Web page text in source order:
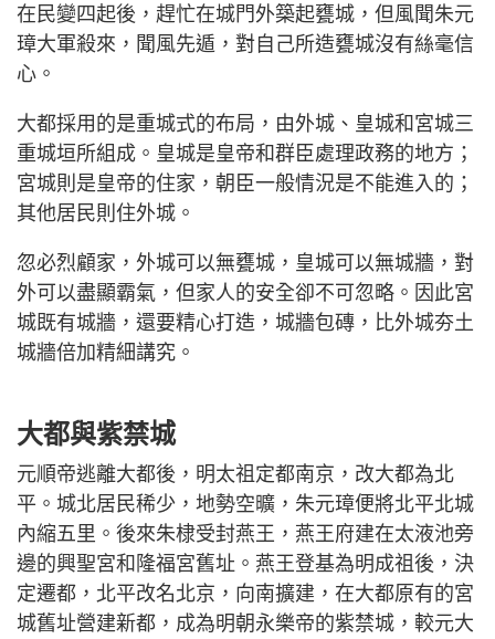
在民變四起後，趕忙在城門外築起甕城，但風聞朱元
璋大軍殺來，聞風先遁，對自己所造甕城沒有絲毫信
心。
大都採用的是重城式的布局，由外城、皇城和宮城三
重城垣所組成。皇城是皇帝和群臣處理政務的地方；
宮城則是皇帝的住家，朝臣一般情況是不能進入的；
其他居民則住外城。
忽必烈顧家，外城可以無甕城，皇城可以無城牆，對
外可以盡顯霸氣，但家人的安全卻不可忽略。因此宮
城既有城牆，還要精心打造，城牆包磚，比外城夯土
城牆倍加精細講究。
大都與紫禁城
元順帝逃離大都後，明太祖定都南京，改大都為北
平。城北居民稀少，地勢空曠，朱元璋便將北平北城
內縮五里。後來朱棣受封燕王，燕王府建在太液池旁
邊的興聖宮和隆福宮舊址。燕王登基為明成祖後，決
定遷都，北平改名北京，向南擴建，在大都原有的宮
城舊址營建新都，成為明朝永樂帝的紫禁城，較元大